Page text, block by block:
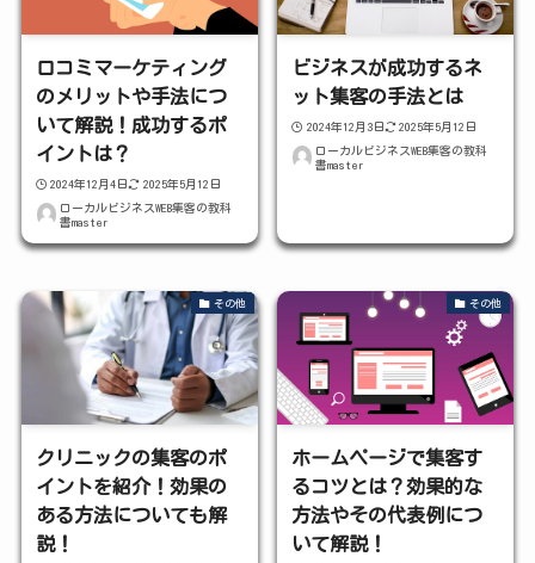
口コミマーケティング
のメリットや手法につ
いて解説！成功するポ
イントは？
2024年12月4日
2025年5月12日
ローカルビジネスWEB集客の教科
書master
ビジネスが成功するネ
ット集客の手法とは
2024年12月3日
2025年5月12日
ローカルビジネスWEB集客の教科
書master
その他
クリニックの集客のポ
イントを紹介！効果の
ある方法についても解
説！
その他
ホームページで集客す
るコツとは？効果的な
方法やその代表例につ
いて解説！